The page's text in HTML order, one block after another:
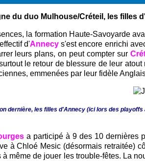
du duo Mulhouse/Créteil, les
la formation Haute-Savoyarde
d'Annecy s'est encore enrichi
leurs plans, on peut compter sur
le retour de blessure de leur
emmenées par leur fidèle
dernière, les filles d'Annecy (ici lors des
a participé à 9 des 10 dernières
à Chloé Mesic (désormais retraitée)
même de jouer les trouble-fêtes. La